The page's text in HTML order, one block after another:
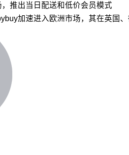
推出当日配送和低价会员模式
加速进入欧洲市场，其在英国